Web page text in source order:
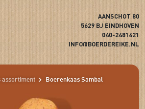
AANSCHOT 80
5629 BJ EINDHOVEN
040-2481421
INFO@BOERDEREIKE.NL
assortiment Boerenkaas Sambal